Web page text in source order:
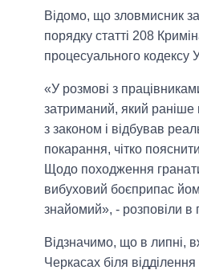
Відомо, що зловмисник
порядку статті 208
процесуального кодексу
«У розмові з
затриманий, який
з законом і відбував
покарання, чітко пояснити
Щодо походження
вибуховий боєприпас
знайомий», - розповіли в
Відзначимо, що в липні,
Черкасах біля відділення